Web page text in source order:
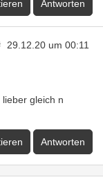
Antworten
29.12.20 um 00:11
gleich n
Antworten